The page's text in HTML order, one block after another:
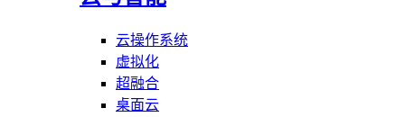
云操作系统
虚拟化
超融合
桌面云